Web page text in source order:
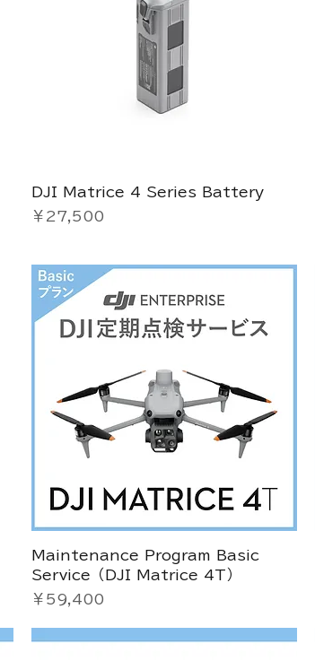
DJI Matrice 4 Series Battery
価格
￥27,500
Maintenance Program Basic
Service（DJI Matrice 4T）
価格
￥59,400